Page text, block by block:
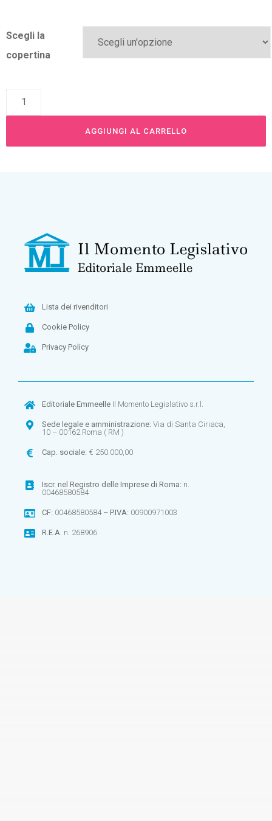
Scegli la
copertina
AGGIUNGI AL CARRELLO
Lista dei rivenditori
Cookie Policy
Privacy Policy
Editoriale EmmeelleIl Momento Legislativo s.r.l.
Sede legale e amministrazione: Via di Santa Ciriaca,
10 – 00162 Roma ( RM )
Cap. sociale: € 250.000,00
Iscr. nel Registro delle Imprese di Roma: n.
00468580584
CF: 00468580584 – P.IVA: 00900971003
R.E.A . n. 268906